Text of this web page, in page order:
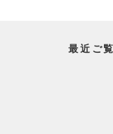
最近ご